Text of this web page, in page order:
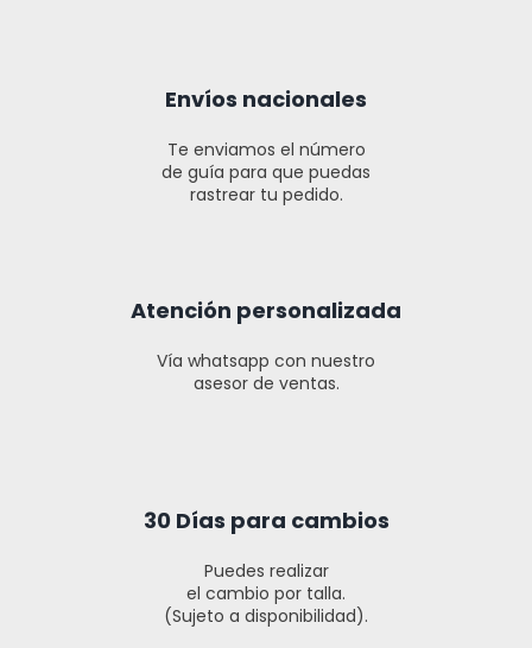
Envíos nacionales
Te enviamos el número
de guía para que puedas
rastrear tu pedido.
Atención personalizada
Vía whatsapp con nuestro
asesor de ventas.
30 Días para cambios
Puedes realizar
el cambio por talla.
(Sujeto a disponibilidad).